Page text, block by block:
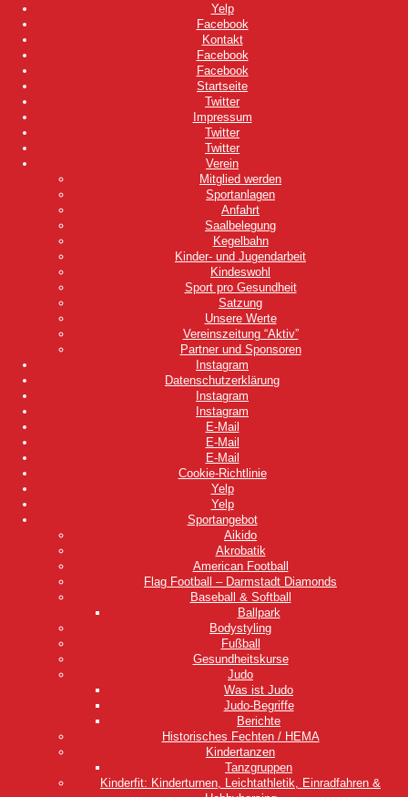
Yelp
Facebook
Kontakt
Facebook
Facebook
Startseite
Twitter
Impressum
Twitter
Twitter
Verein
Mitglied werden
Sportanlagen
Anfahrt
Saalbelegung
Kegelbahn
Kinder- und Jugendarbeit
Kindeswohl
Sport pro Gesundheit
Satzung
Unsere Werte
Vereinszeitung “Aktiv”
Partner und Sponsoren
Instagram
Datenschutzerklärung
Instagram
Instagram
E-Mail
E-Mail
E-Mail
Cookie-Richtlinie
Yelp
Yelp
Sportangebot
Aikido
Akrobatik
American Football
Flag Football – Darmstadt Diamonds
Baseball & Softball
Ballpark
Bodystyling
Fußball
Gesundheitskurse
Judo
Was ist Judo
Judo-Begriffe
Berichte
Historisches Fechten / HEMA
Kindertanzen
Tanzgruppen
Kinderfit: Kinderturnen, Leichtathletik, Einradfahren &